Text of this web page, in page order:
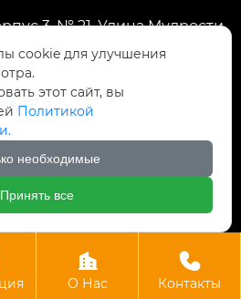
3, № 21, Улица Мудрости,
развития Хуэйшань,
и экспорт Уси Футао

О Нас

Контакты
cookie для улучшения
этот сайт, вы
Политикой
необходимые
Принять все